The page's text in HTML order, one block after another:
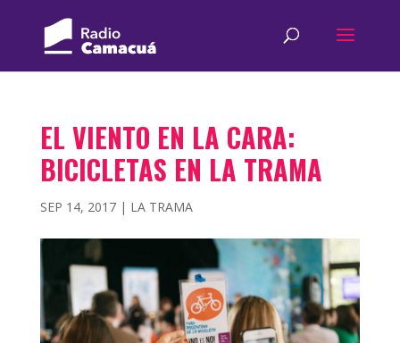
EL VIENTO EN LA CARA:
BICICLETAS EN LA TRAMA
SEP 14, 2017| LA TRAMA